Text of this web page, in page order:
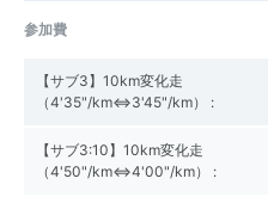
参加費
【サブ3】10km変化走
（4'35"/km⇔3'45"/km） :
【サブ3:10】10km変化走
（4'50"/km⇔4'00"/km） :